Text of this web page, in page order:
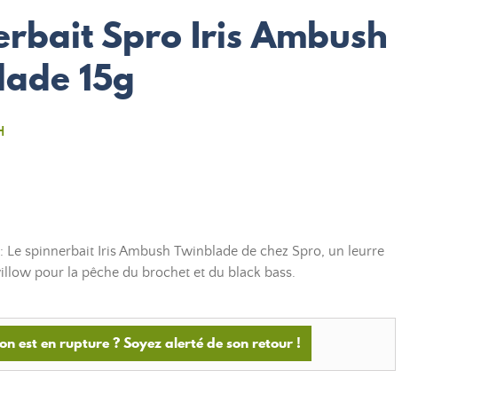
Spro Iris Ambush
15g
Le spinnerbait Iris Ambush Twinblade de chez Spro, un leurre
pour la pêche du brochet et du black bass.
est en rupture ? Soyez alerté de son retour !